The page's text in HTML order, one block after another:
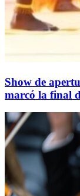
Show de
marcó la final